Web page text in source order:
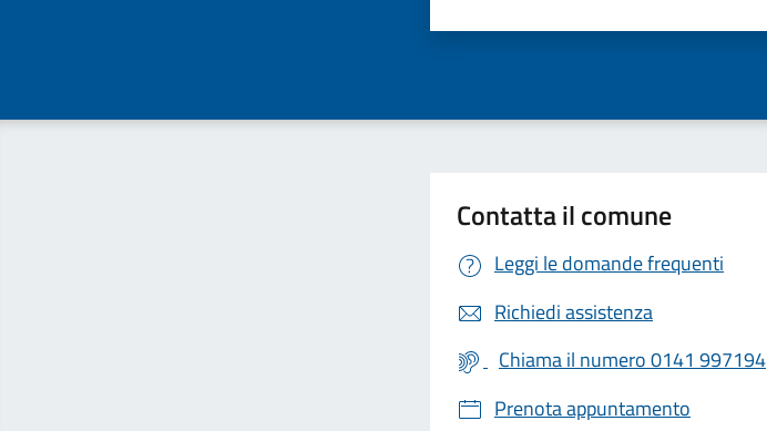
Contatta il comune
Leggi le domande frequenti
Richiedi assistenza
Chiama il numero 0141 997194
Prenota appuntamento